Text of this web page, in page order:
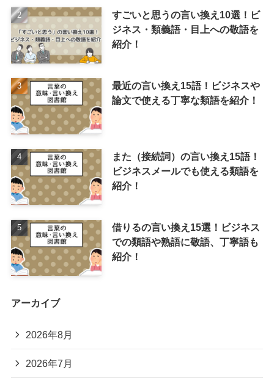
すごいと思うの言い換え10選！ビ
ジネス・類義語・目上への敬語を
紹介！
最近の言い換え15語！ビジネスや
論文で使える丁寧な類語を紹介！
また（接続詞）の言い換え15語！
ビジネスメールでも使える類語を
紹介！
借りるの言い換え15選！ビジネス
での類語や熟語に敬語、丁寧語も
紹介！
アーカイブ
2026年8月
2026年7月